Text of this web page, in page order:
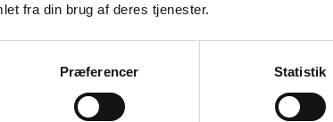
fra din brug af deres tjenester.
Præferencer Statistik